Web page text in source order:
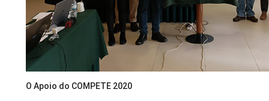
O Apoio do COMPETE 2020